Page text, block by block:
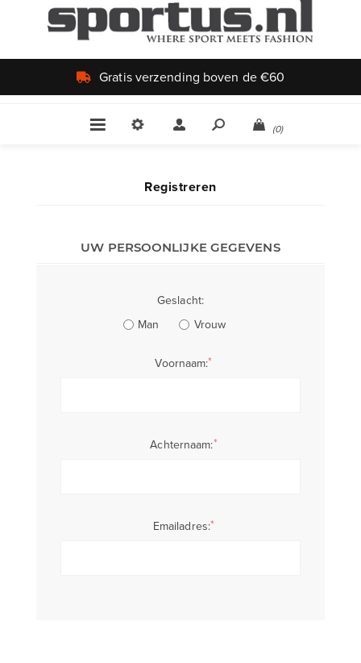
Gratis verzending boven de €60
(0)
Registreren
UW PERSOONLIJKE GEGEVENS
Geslacht:
Man
Vrouw
Voornaam:*
Achternaam:*
Emailadres:*